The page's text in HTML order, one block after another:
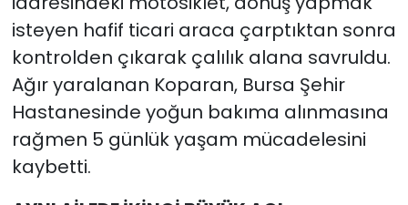
isteyen hafif ticari araca çarptıktan sonra
kontrolden çıkarak çalılık alana savruldu.
Ağır yaralanan Koparan, Bursa Şehir
Hastanesinde yoğun bakıma alınmasına
rağmen 5 günlük yaşam mücadelesini
kaybetti.